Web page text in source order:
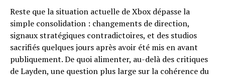
Reste que la situation actuelle de Xbox dépasse la
simple consolidation : changements de direction,
signaux stratégiques contradictoires, et des studios
sacrifiés quelques jours après avoir été mis en avant
publiquement. De quoi alimenter, au-delà des critiques
de Layden, une question plus large sur la cohérence du